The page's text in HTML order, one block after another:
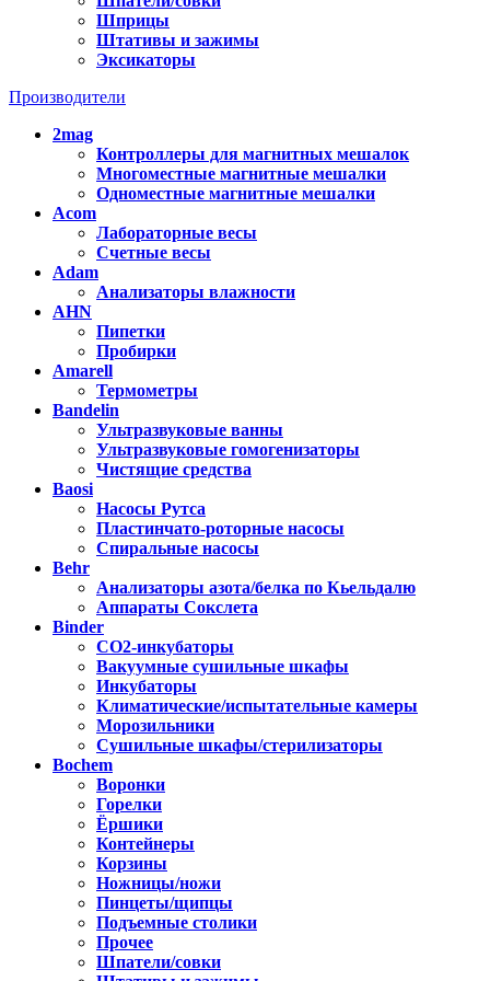
Шприцы
Штативы и зажимы
Эксикаторы
Производители
2mag
Контроллеры для магнитных мешалок
Многоместные магнитные мешалки
Одноместные магнитные мешалки
Acom
Лабораторные весы
Счетные весы
Adam
Анализаторы влажности
AHN
Пипетки
Пробирки
Amarell
Термометры
Bandelin
Ультразвуковые ванны
Ультразвуковые гомогенизаторы
Чистящие средства
Baosi
Насосы Рутса
Пластинчато-роторные насосы
Спиральные насосы
Behr
Анализаторы азота/белка по Кьельдалю
Аппараты Сокслета
Binder
CO2-инкубаторы
Вакуумные сушильные шкафы
Инкубаторы
Климатические/испытательные камеры
Морозильники
Сушильные шкафы/стерилизаторы
Bochem
Воронки
Горелки
Ёршики
Контейнеры
Корзины
Ножницы/ножи
Пинцеты/щипцы
Подъемные столики
Прочее
Шпатели/совки